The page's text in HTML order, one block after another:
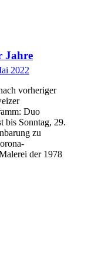
Jahre
2022
vorheriger
Duo
bis Sonntag, 29.
zu
der 1978